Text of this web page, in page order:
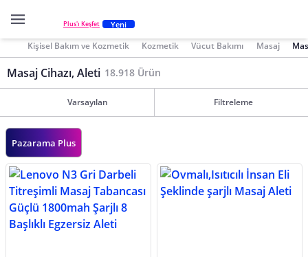
Plus'ı Keşfet Yeni
Kişisel Bakım ve Kozmetik Kozmetik Vücut Bakımı Masaj
Masaj Cihazı, Aleti 18.918 Ürün
Varsayılan Filtreleme
Pazarama Plus